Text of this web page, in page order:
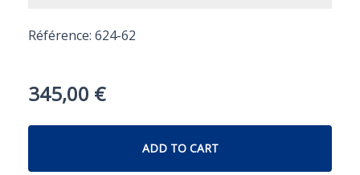
Référence: 624-62
345,00 €
ADD TO CART